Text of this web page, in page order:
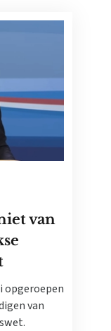
van
opgeroepen
van